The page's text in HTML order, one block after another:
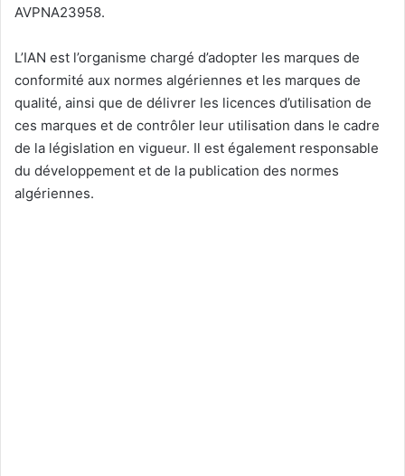
AVPNA23958.
L’IAN est l’organisme chargé d’adopter les marques de
conformité aux normes algériennes et les marques de
qualité, ainsi que de délivrer les licences d’utilisation de
ces marques et de contrôler leur utilisation dans le cadre
de la législation en vigueur. Il est également responsable
du développement et de la publication des normes
algériennes.